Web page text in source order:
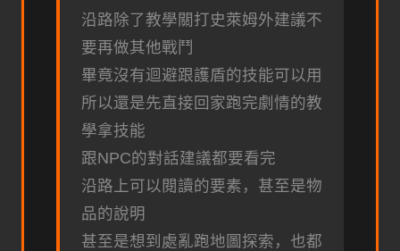
沿路除了教學關打史萊姆外建議不
要再做其他戰鬥
畢竟沒有迴避跟護盾的技能可以用
所以還是先直接回家跑完劇情的教
學拿技能
跟NPC的對話建議都要看完
沿路上可以閱讀的要素，甚至是物
品的說明
甚至是想到處亂跑地圖探索，也都